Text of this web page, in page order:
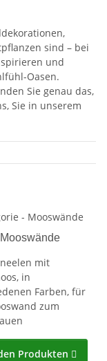
sind – bei
und
Oasen.
Sie genau das,
Sie in unserem
Mooswände
mit
in
Farben, für
zum
Produkten 